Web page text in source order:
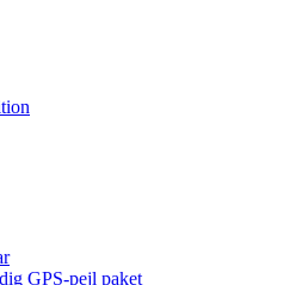
GPS-pejl paket